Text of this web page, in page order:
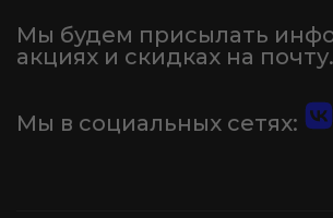
Мы будем присылать
акциях и скидках на почту.
Мы в социальных сетях: